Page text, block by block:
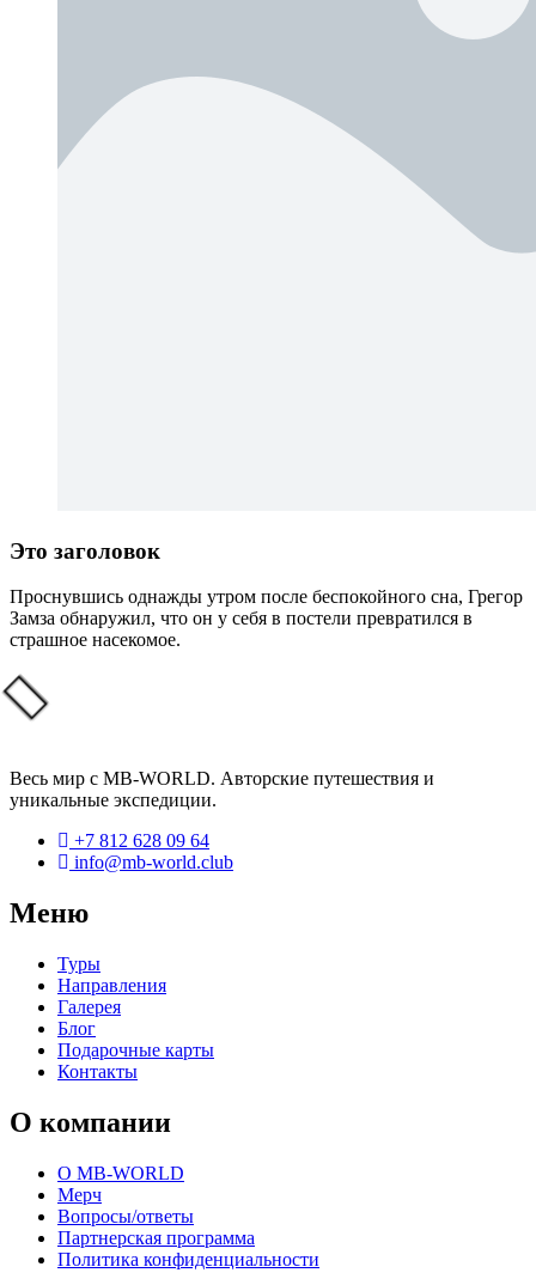
Это заголовок
Проснувшись однажды утром после беспокойного сна, Грегор
Замза обнаружил, что он у себя в постели превратился в
страшное насекомое.
Весь мир с MB-WORLD. Авторские путешествия и
уникальные экспедиции.
+7 812 628 09 64
info@mb-world.club
Меню
Туры
Направления
Галерея
Блог
Подарочные карты
Контакты
О компании
О MB-WORLD
Мерч
Вопросы/ответы
Партнерская программа
Политика конфиденциальности